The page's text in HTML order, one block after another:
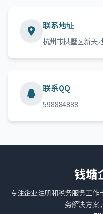
联系地址
杭州市拱墅区新天
联系QQ
598884888
钱塘
专注企业注册和税务服务工
务解决方案